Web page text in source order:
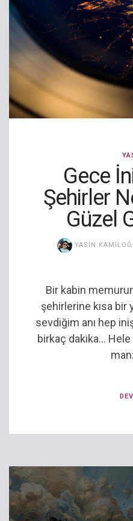
Gece
Şehirler
Güzel
YASIN
Bir kabin
şehirlerine kısa
sevdiğim anı hep
birkaç dakika… Hele